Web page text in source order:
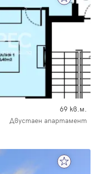
69 кв.м.
Двустаен апартамент